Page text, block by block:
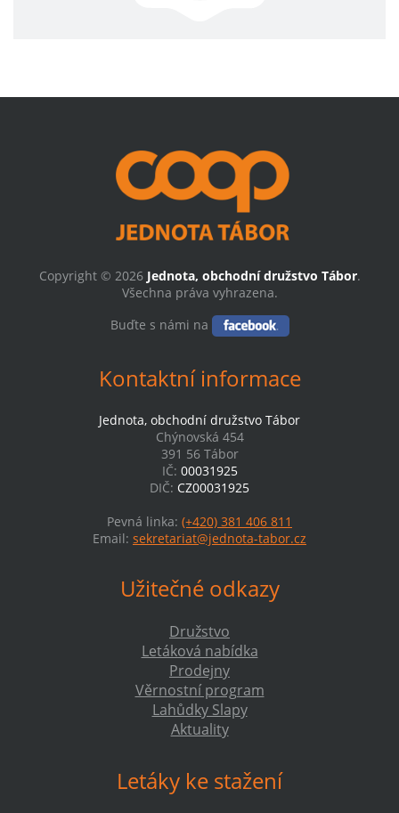
Copyright © 2026 Jednota, obchodní družstvo Tábor.
Všechna práva vyhrazena.
Buďte s námi na
Kontaktní informace
Jednota, obchodní družstvo Tábor
Chýnovská 454
391 56 Tábor
IČ: 00031925
DIČ: CZ00031925
Pevná linka: (+420) 381 406 811
Email: sekretariat@jednota-tabor.cz
Užitečné odkazy
Družstvo
Letáková nabídka
Prodejny
Věrnostní program
Lahůdky Slapy
Aktuality
Letáky ke stažení